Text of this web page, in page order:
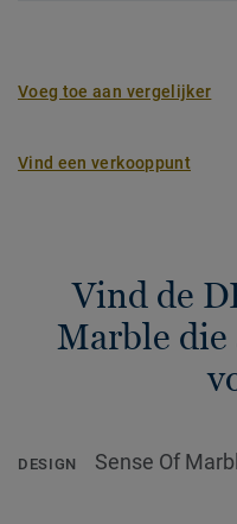
Voeg toe aan vergelijker
Vind een verkooppunt
Vind de
Marble die
DESIGN Sense Of